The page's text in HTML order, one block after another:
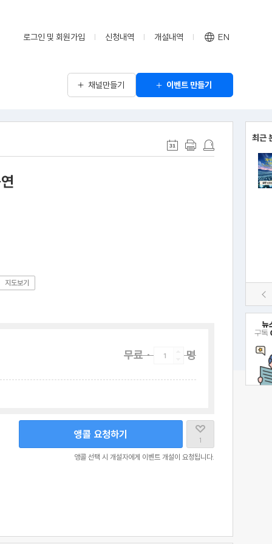
로그인 및 회원가입 신청내역 개설내역 EN
채널만들기 이벤트 만들기
최근
지도보기
무료· 명
1
앵콜 요청하기
앵콜 선택 시 개설자에게 이벤트 개설이 요청됩니다.